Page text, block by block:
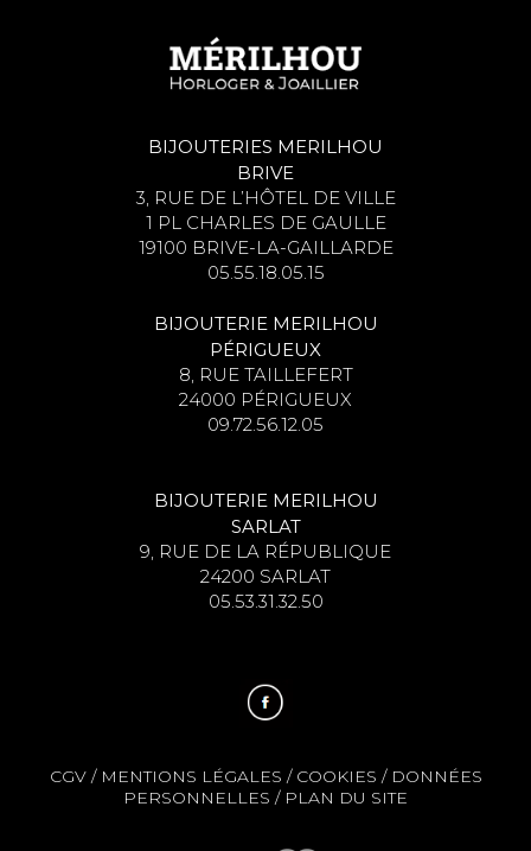
BIJOUTERIES MERILHOU
BRIVE
3, RUE DE L’HÔTEL DE VILLE
1 PL CHARLES DE GAULLE
19100 BRIVE-LA-GAILLARDE
05.55.18.05.15
BIJOUTERIE MERILHOU
PÉRIGUEUX
8, RUE TAILLEFERT
24000 PÉRIGUEUX
09.72.56.12.05
BIJOUTERIE MERILHOU
SARLAT
9, RUE DE LA RÉPUBLIQUE
24200 SARLAT
05.53.31.32.50
CGV/ MENTIONS LÉGALES / COOKIES / DONNÉES
PERSONNELLES / PLAN DU SITE